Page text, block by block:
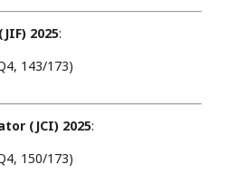
2025:
143/173)
(JCI) 2025:
150/173)